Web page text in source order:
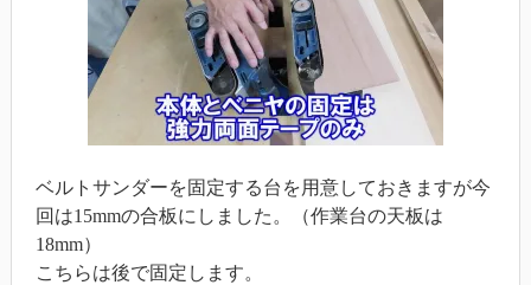
ベルトサンダーを固定する台を用意しておきますが今
回は15mmの合板にしました。（作業台の天板は
18mm）
こちらは後で固定します。